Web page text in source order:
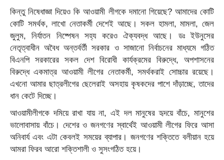
কিন্তু নিষেধাজ্ঞা দিয়েও কি আওয়ামী লীগকে দমানো গিয়েছে? আমাদের কোটি
কোটি সমর্থক, লাখো নেতাকর্মী দেশেই আছে। সকল হামলা, মামলা, জেল
জুলুম, নির্যাতন নিষ্পেষন সহ্য করেও ঐক্যবদ্ধ আছে। ডঃ ইউনুসের
নেতৃত্বাধীন অবৈধ অন্তর্বর্তী সরকার ও সাজানো নির্বাচনের মাধ্যমে গঠিত
বিএনপি সরকারের সকল দেশ বিরোধী কার্যক্রমের বিরুদ্ধে, অপশাসনের
বিরুদ্ধে একমাত্র আওয়ামী লীগের নেতাকর্মী, সমর্থকরাই সোচ্চার রয়েছে।
এখনো আমার ছাত্রলীগের ছেলেরাই অসহায় কৃষকদের পাশে দাঁড়াচ্ছে, তাদের
ধান কেটে দিচ্ছে।
আওয়ামীলীগকে দমিয়ে রাখা যায় না, এই দল মানুষের হৃদয়ে বাঁচে, মানুশের
ভালোবাসায় বাঁচে। দেশের ও জনগণের স্বার্থেই আওয়ামী লীগের ফিরে আসা
অনিবার্য এবং এটা কেবলই সময়ের ব্যাপার। জনগণের শক্তিতে বলীয়ান হয়ে
আমরা ফিরব আরো শক্তিশালী ও সুসংগঠিত হয়ে।